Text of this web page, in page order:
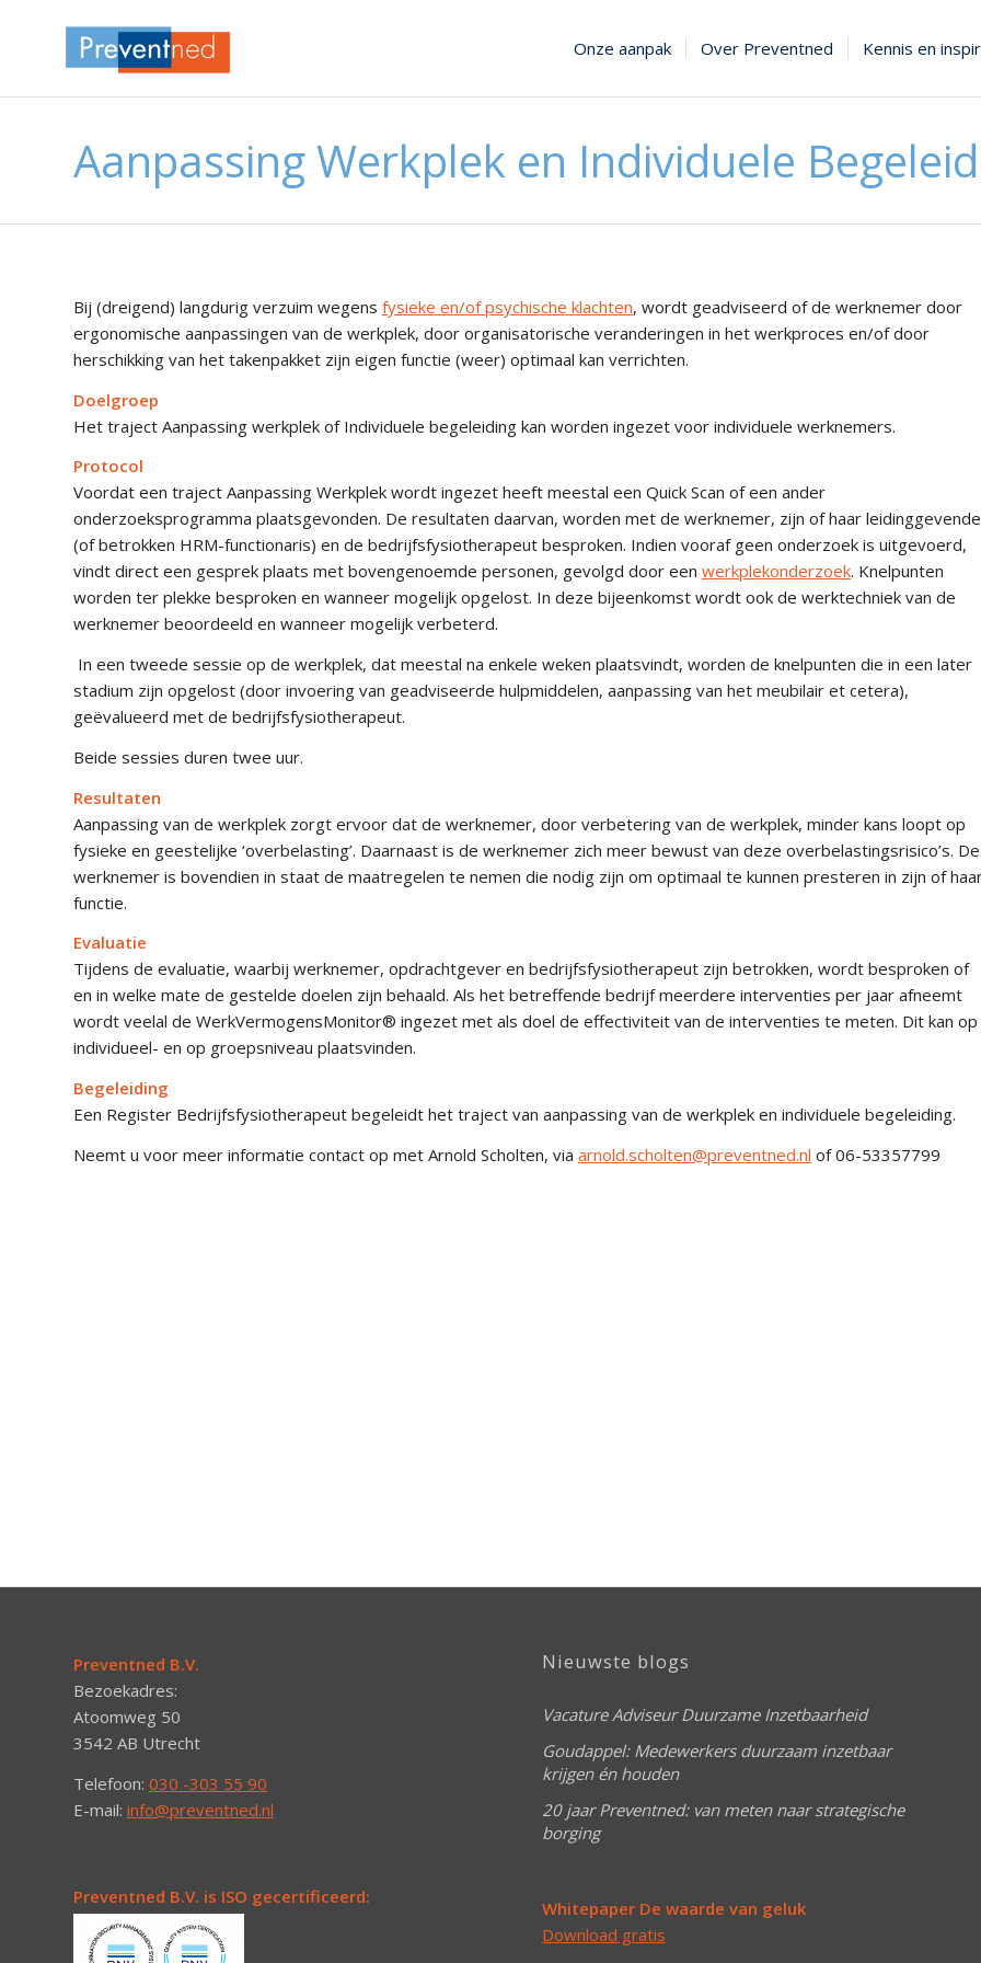
Onze aanpak Over Preventned Kennis en
Aanpassing Werkplek en Individuele
Bij (dreigend) langdurig verzuim wegens fysieke en/of psychische klachten, wordt geadviseerd of de werknemer door
ergonomische aanpassingen van de werkplek, door organisatorische veranderingen in het werkproces en/of door
herschikking van het takenpakket zijn eigen functie (weer) optimaal kan verrichten.
Doelgroep
Het traject Aanpassing werkplek of Individuele begeleiding kan worden ingezet voor individuele werknemers.
Protocol
Voordat een traject Aanpassing Werkplek wordt ingezet heeft meestal een Quick Scan of een ander
onderzoeksprogramma plaatsgevonden. De resultaten daarvan, worden met de werknemer, zijn of haar leidinggevende
(of betrokken HRM-functionaris) en de bedrijfsfysiotherapeut besproken. Indien vooraf geen onderzoek is uitgevoerd,
vindt direct een gesprek plaats met bovengenoemde personen, gevolgd door een werkplekonderzoek. Knelpunten
worden ter plekke besproken en wanneer mogelijk opgelost. In deze bijeenkomst wordt ook de werktechniek van de
werknemer beoordeeld en wanneer mogelijk verbeterd.
In een tweede sessie op de werkplek, dat meestal na enkele weken plaatsvindt, worden de knelpunten die in een later
stadium zijn opgelost (door invoering van geadviseerde hulpmiddelen, aanpassing van het meubilair et cetera),
geëvalueerd met de bedrijfsfysiotherapeut.
Beide sessies duren twee uur.
Resultaten
Aanpassing van de werkplek zorgt ervoor dat de werknemer, door verbetering van de werkplek, minder kans loopt op
fysieke en geestelijke ‘overbelasting’. Daarnaast is de werknemer zich meer bewust van deze overbelastingsrisico’s. De
werknemer is bovendien in staat de maatregelen te nemen die nodig zijn om optimaal te kunnen presteren in zijn of
functie.
Evaluatie
Tijdens de evaluatie, waarbij werknemer, opdrachtgever en bedrijfsfysiotherapeut zijn betrokken, wordt besproken of
en in welke mate de gestelde doelen zijn behaald. Als het betreffende bedrijf meerdere interventies per jaar afneemt
wordt veelal de WerkVermogensMonitor® ingezet met als doel de effectiviteit van de interventies te meten. Dit kan op
individueel- en op groepsniveau plaatsvinden.
Begeleiding
Een Register Bedrijfsfysiotherapeut begeleidt het traject van aanpassing van de werkplek en individuele begeleiding.
Neemt u voor meer informatie contact op met Arnold Scholten, via arnold.scholten@preventned.nl of 06-53357799
Preventned B.V.
Bezoekadres:
Atoomweg 50
3542 AB Utrecht
Telefoon: 030 -303 55 90
E-mail: info@preventned.nl
Preventned B.V. is ISO gecertificeerd:
Nieuwste blogs
Vacature Adviseur Duurzame Inzetbaarheid
Goudappel: Medewerkers duurzaam inzetbaar
krijgen én houden
20 jaar Preventned: van meten naar strategische
borging
Whitepaper De waarde van geluk
Download gratis